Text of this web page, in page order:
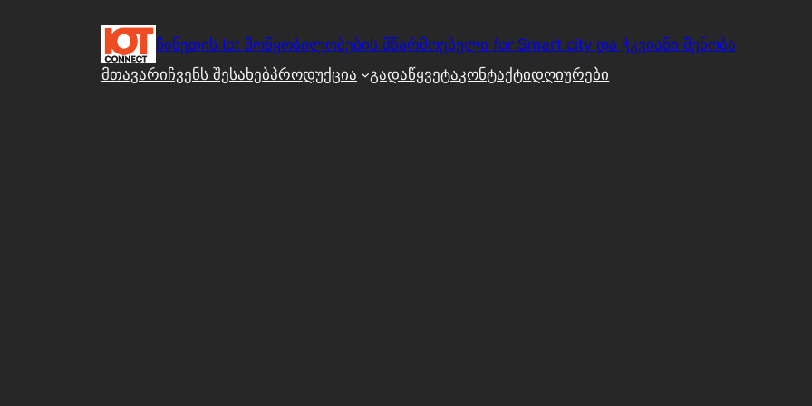
ჩინეთის Iot მოწყობილობების მწარმოებელი for Smart city და ჭკვიანი შენობა
მთავარიჩვენს შესახებპროდუქცია გადაწყვეტაკონტაქტიდღიურები